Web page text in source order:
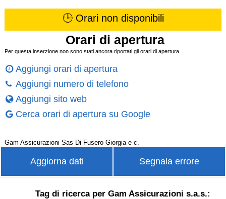
🕒 Orari non disponibili
Orari di apertura
Per questa inserzione non sono stati ancora riportati gli orari di apertura.
Aggiungi orari di apertura
Aggiungi numero di telefono
Aggiungi sito web
Cerca orari di apertura su Google
Gam Assicurazioni Sas Di Fusero Giorgia e c.
Aggiorna dati Segnala errore
Tag di ricerca per Gam Assicurazioni s.a.s.: